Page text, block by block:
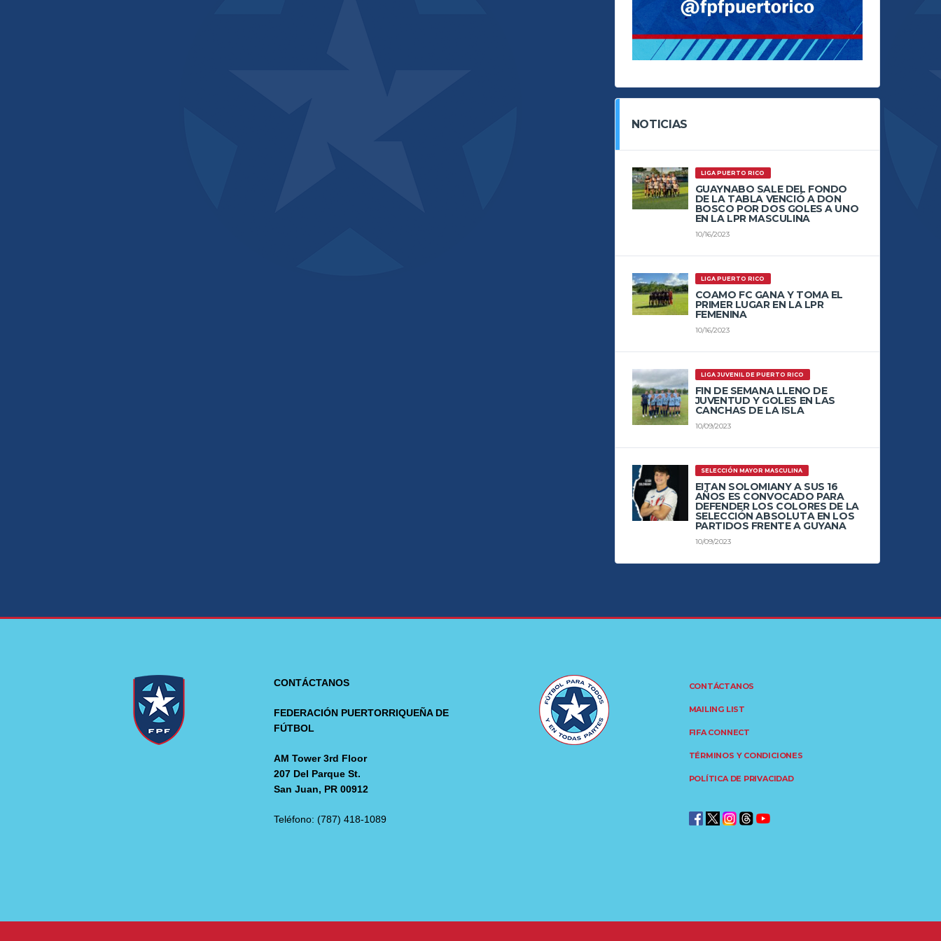
NOTICIAS
LIGA PUERTO RICO
GUAYNABO SALE DEL FONDO
DE LA TABLA VENCIÓ A DON
BOSCO POR DOS GOLES A UNO
EN LA LPR MASCULINA
10/16/2023
LIGA PUERTO RICO
COAMO FC GANA Y TOMA EL
PRIMER LUGAR EN LA LPR
FEMENINA
10/16/2023
LIGA JUVENIL DE PUERTO RICO
FIN DE SEMANA LLENO DE
JUVENTUD Y GOLES EN LAS
CANCHAS DE LA ISLA
10/09/2023
SELECCIÓN MAYOR MASCULINA
EITAN SOLOMIANY A SUS 16
AÑOS ES CONVOCADO PARA
DEFENDER LOS COLORES DE LA
SELECCIÓN ABSOLUTA EN LOS
PARTIDOS FRENTE A GUYANA
10/09/2023
CONTÁCTANOS
FEDERACIÓN PUERTORRIQUEÑA DE
FÚTBOL
AM Tower 3rd Floor
207 Del Parque St.
San Juan, PR 00912
Teléfono: (787) 418-1089
CONTÁCTANOS
MAILING LIST
FIFA CONNECT
TÉRMINOS Y CONDICIONES
POLÍTICA DE PRIVACIDAD